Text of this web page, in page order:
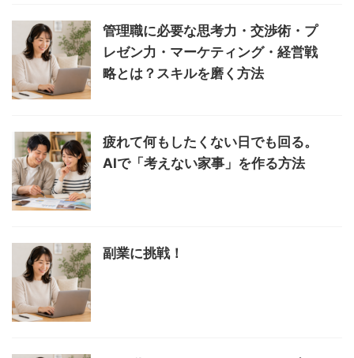
管理職に必要な思考力・交渉術・プ
レゼン力・マーケティング・経営戦
略とは？スキルを磨く方法
疲れて何もしたくない日でも回る。
AIで「考えない家事」を作る方法
副業に挑戦！